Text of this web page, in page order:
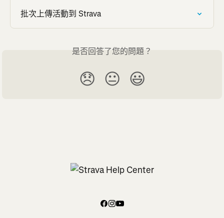
批次上傳活動到 Strava
是否回答了您的問題？
😞 😐 😃